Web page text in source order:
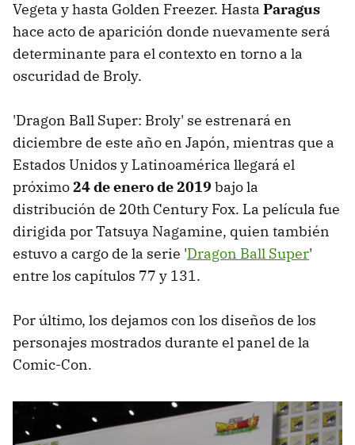
Vegeta y hasta Golden Freezer. Hasta Paragus
hace acto de aparición donde nuevamente será
determinante para el contexto en torno a la
oscuridad de Broly.
'Dragon Ball Super: Broly' se estrenará en
diciembre de este año en Japón, mientras que a
Estados Unidos y Latinoamérica llegará el
próximo24 de enero de 2019 bajo la
distribución de 20th Century Fox. La película fue
dirigida por Tatsuya Nagamine, quien también
estuvo a cargo de la serie 'Dragon Ball Super'
entre los capítulos 77 y 131.
Por último, los dejamos con los diseños de los
personajes mostrados durante el panel de la
Comic-Con.